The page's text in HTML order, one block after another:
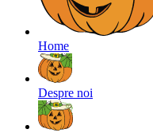
Home
Despre noi